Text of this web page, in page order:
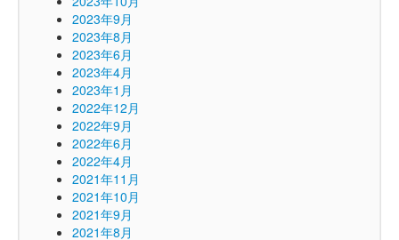
2023年9月
2023年8月
2023年6月
2023年4月
2023年1月
2022年12月
2022年9月
2022年6月
2022年4月
2021年11月
2021年10月
2021年9月
2021年8月